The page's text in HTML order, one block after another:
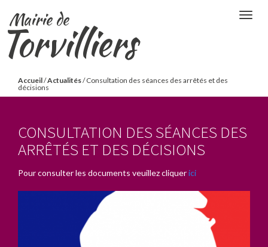
contenu
principal
Mairie de
Torvilliers
Vous
êtes
ici
Accueil/Actualités/ Consultation des séances des arrêtés et des
décisions
CONSULTATION DES SÉANCES DES
ARRÊTÉS ET DES DÉCISIONS
Pour consulter les documents veuillez cliquerici